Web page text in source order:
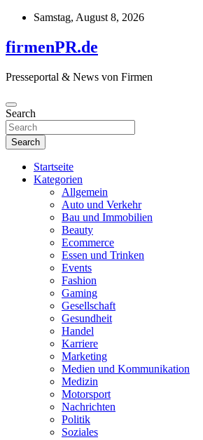
Skip
content
Samstag, August 8, 2026
firmenPR.de
Presseportal & News von Firmen
Search
Search
Startseite
Kategorien
Allgemein
Auto und Verkehr
Bau und Immobilien
Beauty
Ecommerce
Essen und Trinken
Events
Fashion
Gaming
Gesellschaft
Gesundheit
Handel
Karriere
Marketing
Medien und Kommunikation
Medizin
Motorsport
Nachrichten
Politik
Soziales